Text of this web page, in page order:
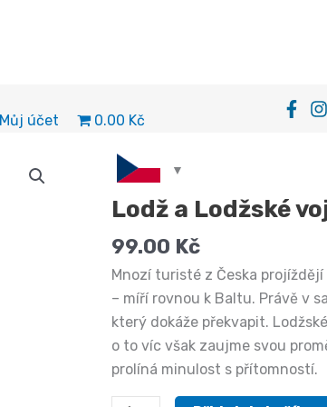
Můj účet 0.00 Kč
Lodž a Lodžské
99.00 Kč
Mnozí turisté z Česka
– míří rovnou k Baltu. Právě v
který dokáže překvapit.
o to víc však zaujme svou
prolíná minulost s přítomností.